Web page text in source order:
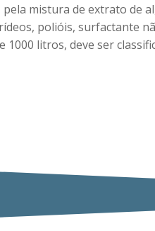
mistura de extrato de
polióis, surfactante
litros, deve ser